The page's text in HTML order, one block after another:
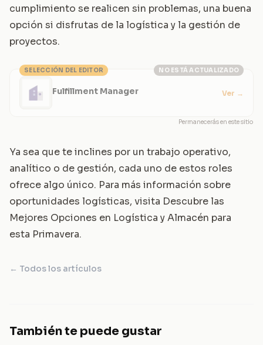
cumplimiento se realicen sin problemas, una buena
opción si disfrutas de la logística y la gestión de
proyectos.
NO ESTÁ ACTUALIZADO
SELECCIÓN DEL EDITOR
Fulfillment Manager Ver →
Permanecerás en este sitio
Ya sea que te inclines por un trabajo operativo,
analítico o de gestión, cada uno de estos roles
ofrece algo único. Para más información sobre
oportunidades logísticas, visita Descubre las
Mejores Opciones en Logística y Almacén para
esta Primavera.
← Todos los artículos
También te puede gustar